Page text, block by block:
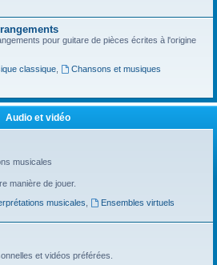
pour guitare de pièces écrites à l'origine
classique,
Chansons et musiques
Audio et vidéo
musicales
manière de jouer.
musicales
Ensembles virtuels
et vidéos préférées.